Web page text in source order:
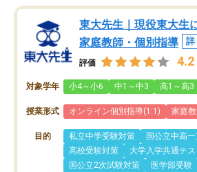
東大先生｜現役東大生
家庭教師・個別指導
詳
評価 4.2
対象学年 小4～小6 中1～中3 高1～高3
授業形式 オンライン個別指導(1:1) 家庭
目的 私立中学受験対策
国公立中高
高校受験対策
大学入学共通テ
国公立2次試験対策
医学部受験